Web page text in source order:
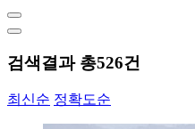
검색결과 총526건
최신순 정확도순